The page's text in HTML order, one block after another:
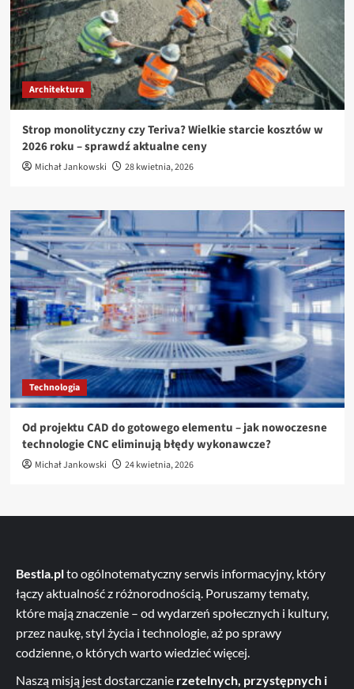
Architektura
Strop monolityczny czy Teriva? Wielkie starcie kosztów w
2026 roku – sprawdź aktualne ceny
Michał Jankowski 28 kwietnia, 2026
Technologia
Od projektu CAD do gotowego elementu – jak nowoczesne
technologie CNC eliminują błędy wykonawcze?
Michał Jankowski 24 kwietnia, 2026
Bestla.plto ogólnotematyczny serwis informacyjny, który
łączy aktualność z różnorodnością. Poruszamy tematy,
które mają znaczenie – od wydarzeń społecznych i kultury,
przez naukę, styl życia i technologie, aż po sprawy
codzienne, o których warto wiedzieć więcej.
Naszą misją jest dostarczanie rzetelnych, przystępnych i